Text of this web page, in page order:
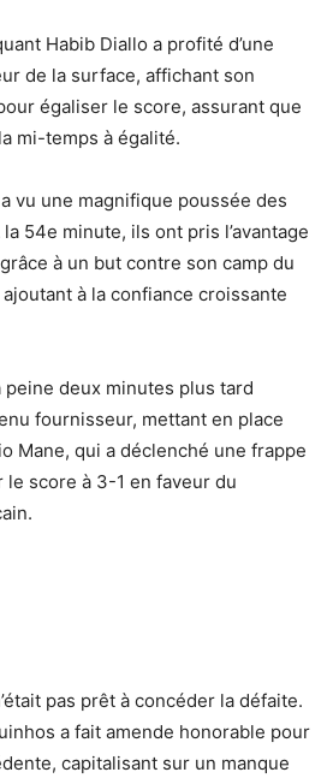
Habib Diallo a profité d’une
de la surface, affichant son
égaliser le score, assurant que
mi-temps à égalité.
vu une magnifique poussée des
54e minute, ils ont pris l’avantage
à un but contre son camp du
à la confiance croissante
peine deux minutes plus tard
fournisseur, mettant en place
Mane, qui a déclenché une frappe
score à 3-1 en faveur du
pas prêt à concéder la défaite.
a fait amende honorable pour
capitalisant sur un manque